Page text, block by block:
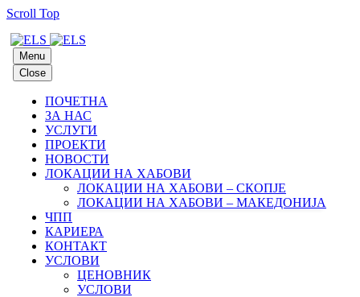
Scroll Top
Menu
Close
ПОЧЕТНА
ЗА НАС
УСЛУГИ
ПРОЕКТИ
НОВОСТИ
ЛОКАЦИИ НА ХАБОВИ
ЛОКАЦИИ НА ХАБОВИ – СКОПЈЕ
ЛОКАЦИИ НА ХАБОВИ – МАКЕДОНИЈА
ЧПП
КАРИЕРА
КОНТАКТ
УСЛОВИ
ЦЕНОВНИК
УСЛОВИ